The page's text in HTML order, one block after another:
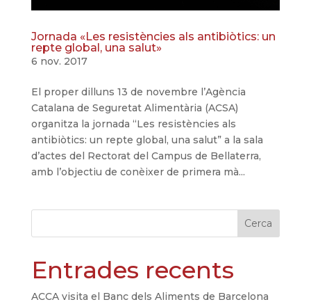
Jornada «Les resistències als antibiòtics: un
repte global, una salut»
6 nov. 2017
El proper dilluns 13 de novembre l’Agència
Catalana de Seguretat Alimentària (ACSA)
organitza la jornada “Les resistències als
antibiòtics: un repte global, una salut” a la sala
d’actes del Rectorat del Campus de Bellaterra,
amb l’objectiu de conèixer de primera mà...
Cerca
Entrades recents
ACCA visita el Banc dels Aliments de Barcelona